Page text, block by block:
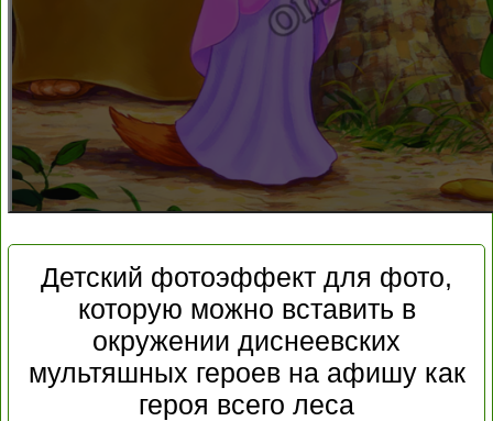
Детский фотоэффект для фото,
которую можно вставить в
окружении диснеевских
мультяшных героев на афишу как
героя всего леса